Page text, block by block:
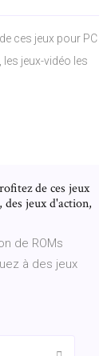
ces jeux pour PC
jeux-vidéo les
de ces jeux
des jeux d'action,
de ROMs
à des jeux